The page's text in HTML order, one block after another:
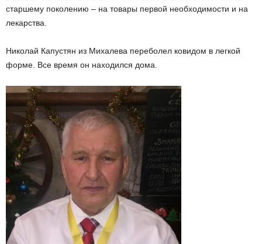
старшему поколению – на товары первой необходимости и на
лекарства.
Николай Капустян из Михалева переболел ковидом в легкой
форме. Все время он находился дома.